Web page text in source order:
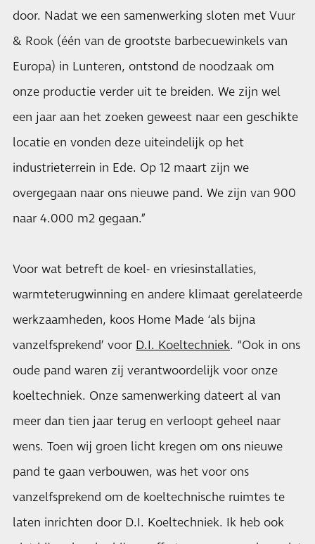
door. Nadat we een samenwerking sloten met Vuur
& Rook (één van de grootste barbecuewinkels van
Europa) in Lunteren, ontstond de noodzaak om
onze productie verder uit te breiden. We zijn wel
een jaar aan het zoeken geweest naar een geschikte
locatie en vonden deze uiteindelijk op het
industrieterrein in Ede. Op 12 maart zijn we
overgegaan naar ons nieuwe pand. We zijn van 900
naar 4.000 m2 gegaan.”
Voor wat betreft de koel- en vriesinstallaties,
warmteterugwinning en andere klimaat gerelateerde
werkzaamheden, koos Home Made ‘als bijna
vanzelfsprekend’ voor D.I. Koeltechniek. “Ook in ons
oude pand waren zij verantwoordelijk voor onze
koeltechniek. Onze samenwerking dateert al van
meer dan tien jaar terug en verloopt geheel naar
wens. Toen wij groen licht kregen om ons nieuwe
pand te gaan verbouwen, was het voor ons
vanzelfsprekend om de koeltechnische ruimtes te
laten inrichten door D.I. Koeltechniek. Ik heb ook